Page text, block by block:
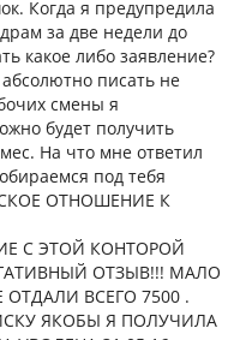
Когда я предупредила
за две недели до
какое либо заявление?
писать не
смены я
будет получить
На что мне ответил
под тебя
ОТНОШЕНИЕ К
С ЭТОЙ КОНТОРОЙ
ОТЗЫВ!!! МАЛО
ВСЕГО 7500 .
ЯКОБЫ Я ПОЛУЧИЛА